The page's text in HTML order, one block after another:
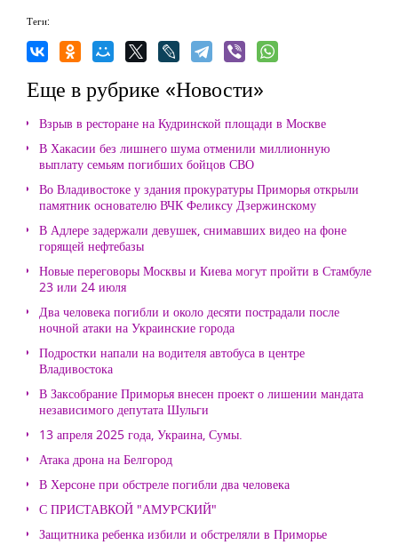
Теги:
Еще в рубрике «Новости»
Взрыв в ресторане на Кудринской площади в Москве
В Хакасии без лишнего шума отменили миллионную
выплату семьям погибших бойцов СВО
Во Владивостоке у здания прокуратуры Приморья открыли
памятник основателю ВЧК Феликсу Дзержинскому
В Адлере задержали девушек, снимавших видео на фоне
горящей нефтебазы
Новые переговоры Москвы и Киева могут пройти в Стамбуле
23 или 24 июля
Два человека погибли и около десяти пострадали после
ночной атаки на Украинские города
Подростки напали на водителя автобуса в центре
Владивостока
В Заксобрание Приморья внесен проект о лишении мандата
независимого депутата Шульги
13 апреля 2025 года, Украина, Сумы.
Атака дрона на Белгород
В Херсоне при обстреле погибли два человека
С ПРИСТАВКОЙ "АМУРСКИЙ"
Защитника ребенка избили и обстреляли в Приморье